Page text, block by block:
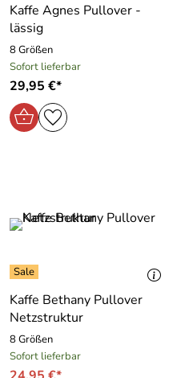
Kaffe Agnes Pullover -
lässig
8 Größen
Sofort lieferbar
29,95 €*
Kaffe Bethany Pullover
Netzstruktur
8 Größen
Sofort lieferbar